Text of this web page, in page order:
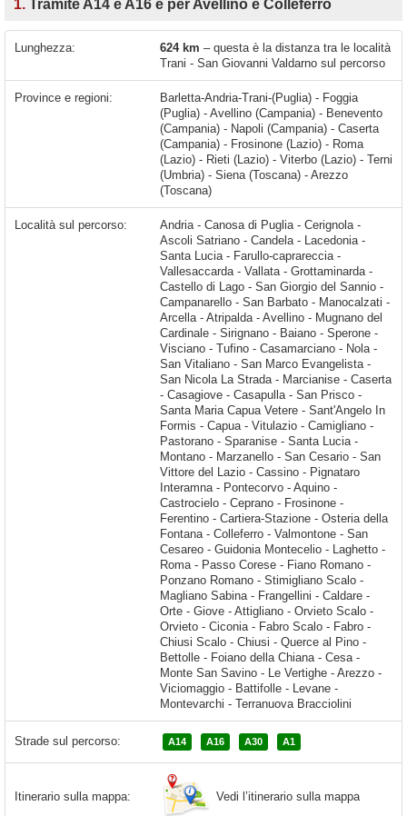
1. Tramite A14 e A16 e per Avellino e Colleferro
Lunghezza: 624 km – questa è la distanza tra le località
Trani - San Giovanni Valdarno sul percorso
Province e regioni:
Barletta-Andria-Trani-(Puglia) - Foggia
(Puglia) - Avellino (Campania) - Benevento
(Campania) - Napoli (Campania) - Caserta
(Campania) - Frosinone (Lazio) - Roma
(Lazio) - Rieti (Lazio) - Viterbo (Lazio) - Terni
(Umbria) - Siena (Toscana) - Arezzo
(Toscana)
Località sul percorso: Andria - Canosa di Puglia - Cerignola - Ascoli Satriano - Candela - Lacedonia - Santa Lucia - Farullo-caprareccia - Vallesaccarda - Vallata - Grottaminarda - Castello di Lago - San Giorgio del Sannio - Campanarello - San Barbato - Manocalzati - Arcella - Atripalda - Avellino - Mugnano del Cardinale - Sirignano - Baiano - Sperone - Visciano - Tufino - Casamarciano - Nola - San Vitaliano - San Marco Evangelista - San Nicola La Strada - Marcianise - Caserta - Casagiove - Casapulla - San Prisco - Santa Maria Capua Vetere - Sant'Angelo In Formis
Strade sul percorso: A14 A16 A30 A1
Itinerario sulla mappa: Vedi l’itinerario sulla mappa